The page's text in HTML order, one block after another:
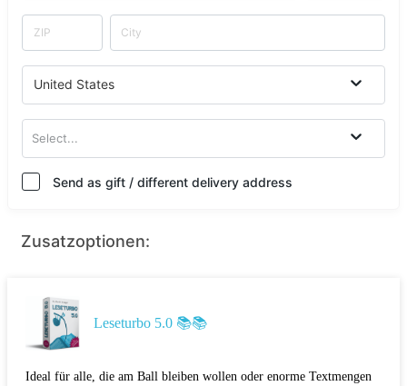
United States
Select...
Send as gift / different delivery address
Zusatzoptionen:
Leseturbo 5.0 📚📚
Ideal für alle, die am Ball bleiben wollen oder enorme Textmengen